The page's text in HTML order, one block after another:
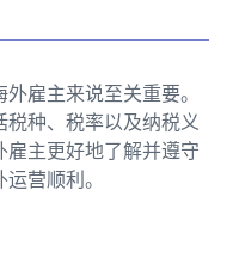
雇主来说至关重要。
种、税率以及纳税义
主更好地了解并遵守
营顺利。